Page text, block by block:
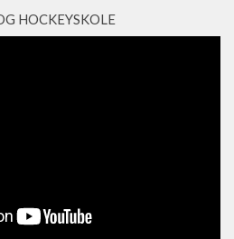
HOCKEYSKOLE